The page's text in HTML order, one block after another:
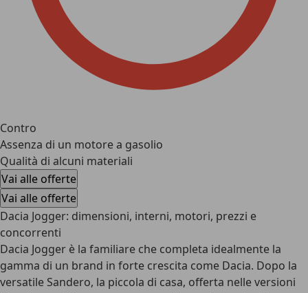
Contro
Assenza di un motore a gasolio
Qualità di alcuni materiali
Vai alle offerte
Vai alle offerte
Dacia Jogger: dimensioni, interni, motori, prezzi e
concorrenti
Dacia Jogger è la familiare che completa idealmente la
gamma di un brand in forte crescita come Dacia. Dopo la
versatile Sandero, la piccola di casa, offerta nelle versioni